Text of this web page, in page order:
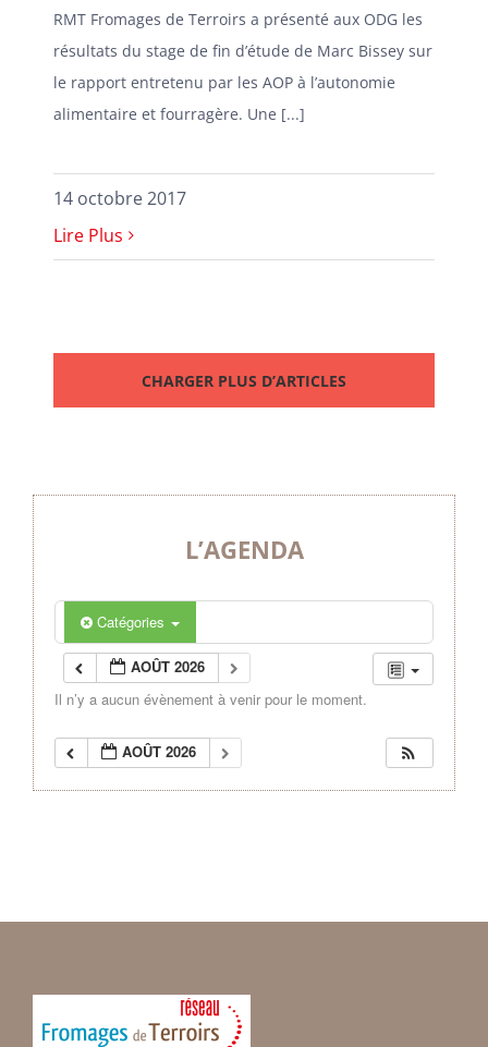
RMT Fromages de Terroirs a présenté aux ODG les
résultats du stage de fin d’étude de Marc Bissey sur
le rapport entretenu par les AOP à l’autonomie
alimentaire et fourragère. Une [...]
14 octobre 2017
Lire Plus
CHARGER PLUS D’ARTICLES
L’AGENDA
Catégories
AOÛT 2026
Il n’y a aucun évènement à venir pour le moment.
AOÛT 2026